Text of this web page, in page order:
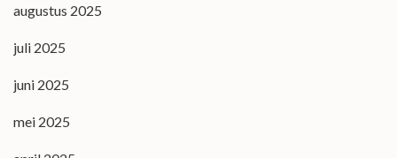
augustus 2025
juli 2025
juni 2025
mei 2025